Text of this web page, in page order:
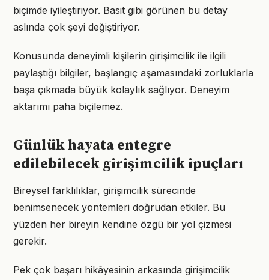
biçimde iyileştiriyor. Basit gibi görünen bu detay
aslında çok şeyi değiştiriyor.
Konusunda deneyimli kişilerin girişimcilik ile ilgili
paylaştığı bilgiler, başlangıç aşamasındaki zorluklarla
başa çıkmada büyük kolaylık sağlıyor. Deneyim
aktarımı paha biçilemez.
Günlük hayata entegre
edilebilecek girişimcilik ipuçları
Bireysel farklılıklar, girişimcilik sürecinde
benimsenecek yöntemleri doğrudan etkiler. Bu
yüzden her bireyin kendine özgü bir yol çizmesi
gerekir.
Pek çok başarı hikâyesinin arkasında girişimcilik